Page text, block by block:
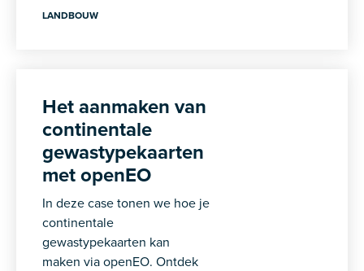
LANDBOUW
Het aanmaken van
continentale
gewastypekaarten
met openEO
In deze case tonen we hoe je
continentale
gewastypekaarten kan
maken via openEO. Ontdek